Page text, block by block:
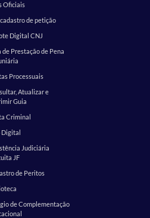
Oficiais
de petição
Digital CNJ
de Prestação de Pena
Processuais
Atualizar e
Guia
Criminal
Digital
Judiciária
JF
de Peritos
de Complementação